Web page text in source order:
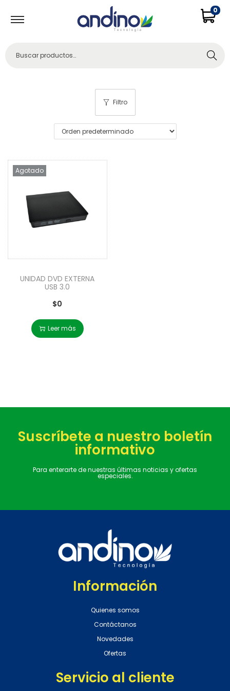
0
Buscar
Filtro
Agotado
UNIDAD DVD EXTERNA
USB 3.0
$0
Leer más
Suscríbete a nuestro boletín
informativo
Para enterarte de nuestras últimas noticias y ofertas
especiales.
Información
Quienes somos
Contáctanos
Novedades
Ofertas
Servicio al cliente